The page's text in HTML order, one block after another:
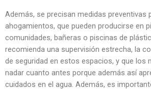
Además, se precisan medidas preventivas
ahogamientos, que pueden producirse en
comunidades, bañeras o piscinas de
recomienda una supervisión estrecha, la
de seguridad en estos espacios, y que los
nadar cuanto antes porque además así
cuidados en el agua. Además, es